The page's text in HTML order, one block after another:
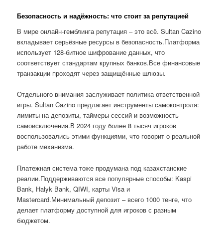
Безопасность и надёжность: что стоит за репутацией
В мире онлайн-гемблинга репутация – это всё. Sultan Cazino
вкладывает серьёзные ресурсы в безопасность.Платформа
использует 128-битное шифрование данных, что
соответствует стандартам крупных банков.Все финансовые
транзакции проходят через защищённые шлюзы.
Отдельного внимания заслуживает политика ответственной
игры. Sultan Cazino предлагает инструменты самоконтроля:
лимиты на депозиты, таймеры сессий и возможность
самоисключения.В 2024 году более 8 тысяч игроков
воспользовались этими функциями, что говорит о реальной
работе механизма.
Платежная система тоже продумана под казахстанские
реалии.Поддерживаются все популярные способы: Kaspi
Bank, Halyk Bank, QIWI, карты Visa и
Mastercard.Минимальный депозит – всего 1000 тенге, что
делает платформу доступной для игроков с разным
бюджетом.